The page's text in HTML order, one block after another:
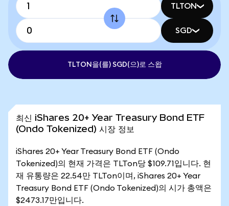
TLTON
SGD
TLTON을(를) SGD(으)로 스왑
최신 iShares 20+ Year Treasury Bond ETF
(Ondo Tokenized) 시장 정보
iShares 20+ Year Treasury Bond ETF (Ondo
Tokenized)의 현재 가격은 TLTon당 $109.71입니다. 현
재 유통량은 22.54만 TLTon이며, iShares 20+ Year
Treasury Bond ETF (Ondo Tokenized)의 시가 총액은
$2473.17만입니다.